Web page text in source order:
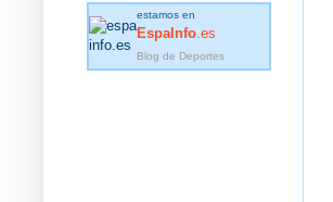
estamos en
EspaInfo .es
Blog de Deportes